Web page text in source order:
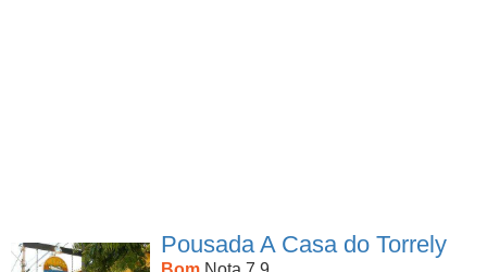
Pousada A Casa do Torrely